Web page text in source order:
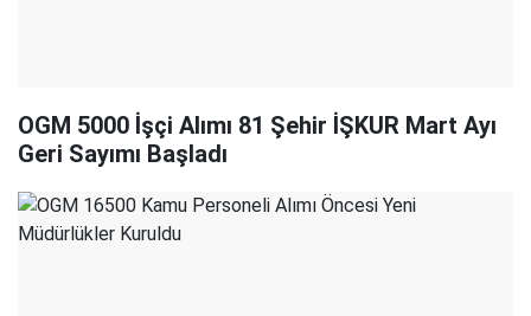
OGM 5000 İşçi Alımı 81 Şehir İŞKUR Mart Ayı
Geri Sayımı Başladı